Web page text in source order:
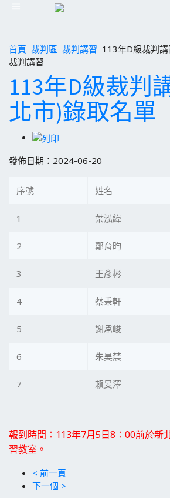
首頁 裁判區 裁判講習 113年D級裁判
裁判講習
113年D級裁判
北市)錄取名單
發佈日期：2024-06-20
序號 姓名
1 葉泓緯
2 鄭育昀
3 王彥彬
4 蔡秉軒
5 謝承峻
6 朱昊辳
7 賴旻澤
報到時間：113年7月5日8：00前於新
習教室。
< 前一頁
下一個 >